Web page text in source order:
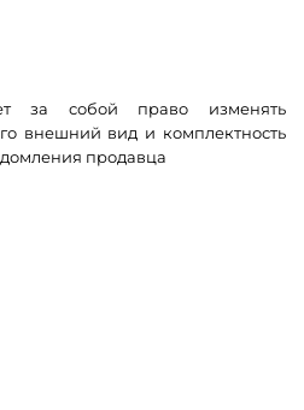
за собой право изменять
внешний вид и комплектность
продавца